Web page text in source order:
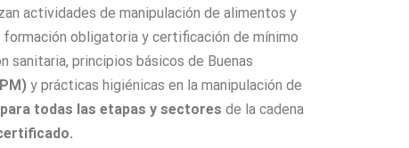
actividades de manipulación de alimentos y
obligatoria y certificación de mínimo
sanitaria, principios básicos de Buenas
y prácticas higiénicas en la manipulación de
para todas las etapas y sectores de la cadena